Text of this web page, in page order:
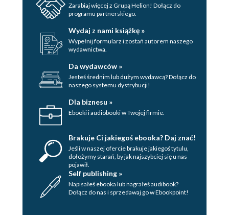
Zarabiaj więcej z Grupą Helion! Dołącz do
programu partnerskiego.
Wydaj z nami książkę »
Wypełnij formularz i zostań autorem naszego
wydawnictwa.
Da wydawców »
Jesteś średnim lub dużym wydawcą? Dołącz do
naszego systemu dystrybucji!
Dla biznesu »
Ebooki i audiobooki w Twojej firmie.
Brakuje Ci jakiegoś ebooka? Daj znać!
Jeśli w naszej ofercie brakuje jakiegoś tytulu,
dołożymy starań, by jak najszybciej się u nas
pojawił.
Self publishing »
Napisałeś ebooka lub nagrałeś audibook?
Dołącz do nas i sprzedawaj go w Ebookpoint!